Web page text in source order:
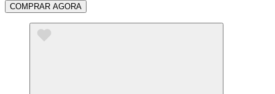
COMPRAR AGORA